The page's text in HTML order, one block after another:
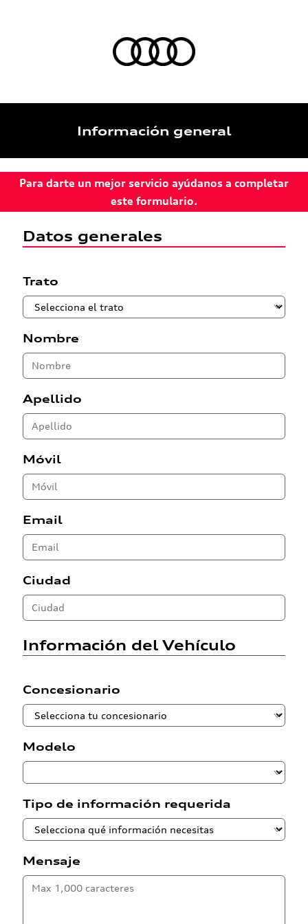
Información general
Para darte un mejor servicio ayúdanos a completar
este formulario.
Datos generales
Trato
Nombre
Apellido
Móvil
Email
Ciudad
Información del Vehículo
Concesionario
Modelo
Tipo de información requerida
Mensaje